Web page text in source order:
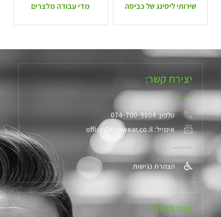
שירותי ליסינג של כביסה מדי עבודה מלצרים
יצירת קשר:
טלפון: 074-700-9804
אימייל: office@topwear.co.il
הצהרת נגישות
נווט באתר